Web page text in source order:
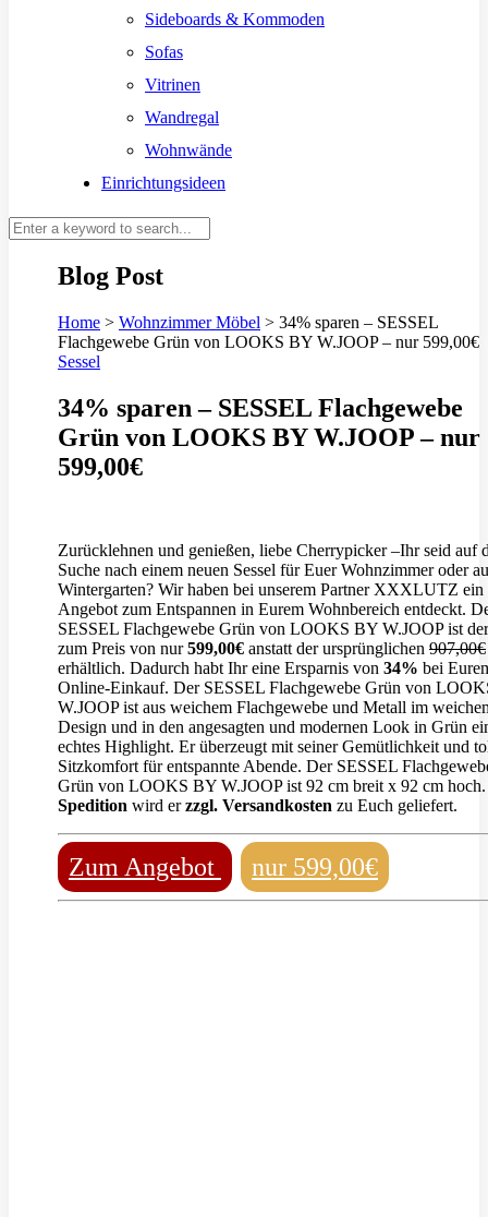
Sideboards & Kommoden
Sofas
Vitrinen
Wandregal
Wohnwände
Einrichtungsideen
Blog Post
Home > Wohnzimmer Möbel > 34% sparen – SESSEL
Flachgewebe Grün von LOOKS BY W.JOOP – nur 599,00€
Sessel
34% sparen – SESSEL Flachgewebe
Grün von LOOKS BY W.JOOP – nur
599,00€
Zurücklehnen und genießen, liebe Cherrypicker –Ihr seid auf
Suche nach einem neuen Sessel für Euer Wohnzimmer oder
Wintergarten? Wir haben bei unserem Partner XXXLUTZ ein
Angebot zum Entspannen in Eurem Wohnbereich entdeckt.
SESSEL Flachgewebe Grün von LOOKS BY W.JOOP ist
zum Preis von nur599,00€ anstatt der ursprünglichen 907,00€
erhältlich. Dadurch habt Ihr eine Ersparnis von 34% bei
Online-Einkauf. Der SESSEL Flachgewebe Grün von
W.JOOP ist aus weichem Flachgewebe und Metall im
Design und in den angesagten und modernen Look in Grün
echtes Highlight. Er überzeugt mit seiner Gemütlichkeit und
Sitzkomfort für entspannte Abende. Der SESSEL
Grün von LOOKS BY W.JOOP ist 92 cm breit x 92 cm
Spedition wird erzzgl. Versandkosten zu Euch geliefert.
Zum Angebot nur 599,00€